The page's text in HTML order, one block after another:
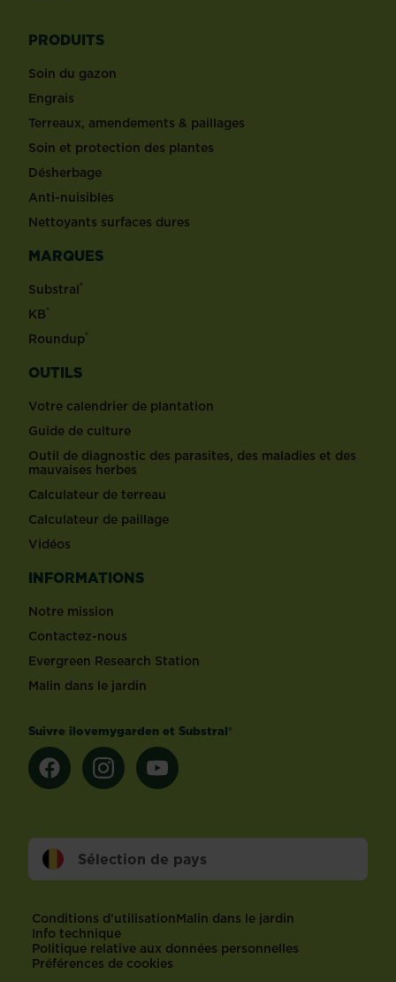
PRODUITS
Soin du gazon
Engrais
Terreaux, amendements & paillages
Soin et protection des plantes
Désherbage
Anti-nuisibles
Nettoyants surfaces dures
MARQUES
Substral®
KB®
Roundup®
OUTILS
Votre calendrier de plantation
Guide de culture
Outil de diagnostic des parasites, des maladies et des
mauvaises herbes
Calculateur de terreau
Calculateur de paillage
Vidéos
INFORMATIONS
Notre mission
Contactez-nous
Evergreen Research Station
Malin dans le jardin
Suivre ilovemygarden et Substral®
Sélection de pays
Footer
Conditions d’utilisationMalin dans le jardin
Info technique
Politique relative aux données personnelles
Préférences de cookies